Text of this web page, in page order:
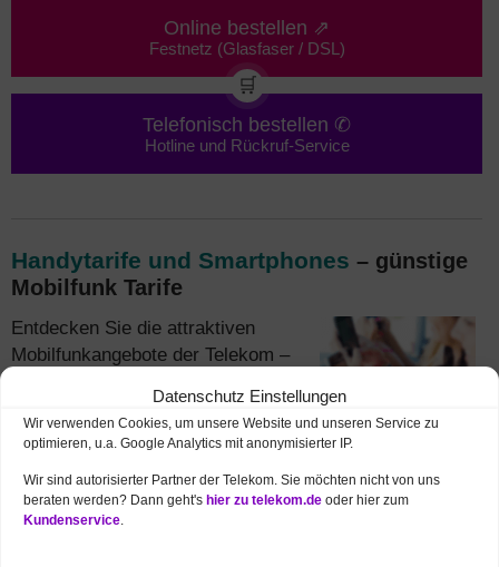
Datenschutz Einstellungen
Wir verwenden Cookies, um unsere Website und unseren Service zu
optimieren, u.a. Google Analytics mit anonymisierter IP.
Wir sind autorisierter Partner der Telekom. Sie möchten nicht von uns
beraten werden? Dann geht's hier zu telekom.de oder hier zum
Kundenservice.
Online bestellen ⇗
Festnetz (Glasfaser / DSL)
🛒
Telefonisch bestellen ✆
Hotline und Rückruf-Service
Handytarife und Smartphones – günstige
Mobilfunk Tarife
Entdecken Sie die attraktiven
Mobilfunkangebote der Telekom –
oder einerPrepaid Karte.
DieMagentaMobilTarife überzeugen mit
fortschrittlichen 5G Netz, das auch in zahlreichen
Bereichen Emmendingens verfügbar ist. Treffen Sie Ihre